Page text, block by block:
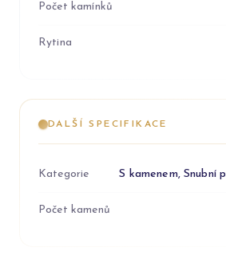
Počet kamínků
Rytina
DALŠÍ SPECIFIKACE
Kategorie S kamenem, Snubní
Počet kamenů